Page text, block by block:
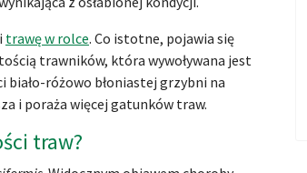
trawę w rolce. Co istotne, pojawia się
trawników, która wywoływana jest
biało-różowo błoniastej grzybni na
i poraża więcej gatunków traw.
traw?